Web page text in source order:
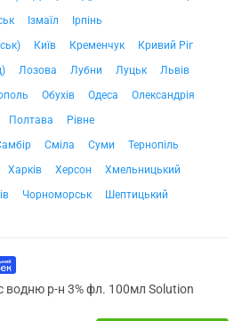
Ізмаїл
Ірпінь
Київ Кременчук
Кривий Ріг
Лозова Лубни Луцьк
Львів
Обухів Одеса
Олександрія
Полтава
Рівне
Сміла Суми
Тернопіль
Харків Херсон
Хмельницький
Чорноморськ Шептицький
водню р-н 3% фл. 100мл Solution